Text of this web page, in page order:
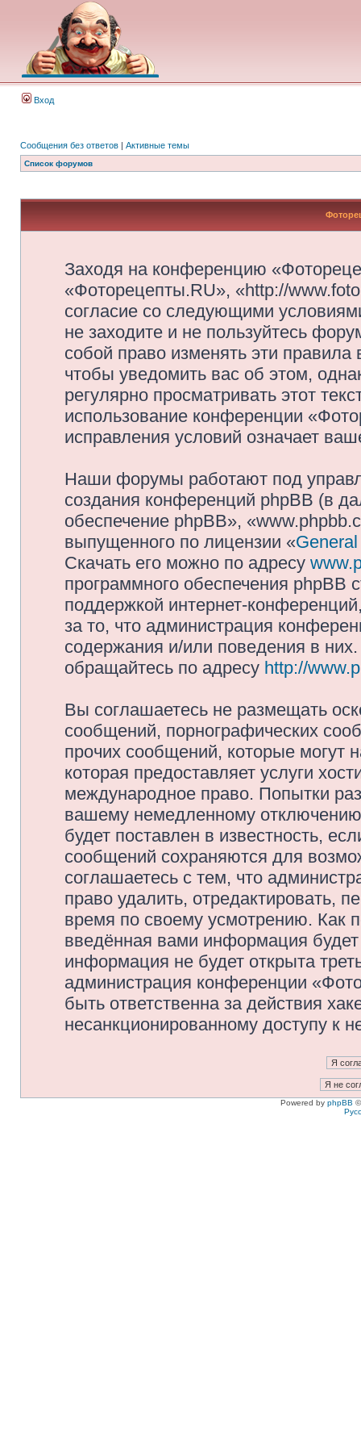
Вход
Сообщения без ответов | Активные темы
Список форумов
Заходя на конференцию
«Фоторецепты.RU», «http://
согласие со следующими
не заходите и не пользуйтесь
собой право изменять эти
чтобы уведомить вас об этом,
регулярно просматривать этот
использование конференции
исправления условий означает
Наши форумы работают под
создания конференций phpBB (в
обеспечение phpBB»,
выпущенного по лицензии «
Скачать его можно по адресу
программного обеспечения phpBB
поддержкой интернет-
за то, что администрация
содержания и/или поведения в
обращайтесь по адресу http://
Вы соглашаетесь не размещать
сообщений, порнографических
прочих сообщений, которые могут
которая предоставляет услуги
международное право. Попытки
вашему немедленному
будет поставлен в известность,
сообщений сохраняются для
соглашаетесь с тем, что
право удалить, отредактировать,
время по своему усмотрению. Как
введённая вами информация
информация не будет открыта
администрация конференции
быть ответственна за действия
несанкционированному доступу к
Powered by phpBB